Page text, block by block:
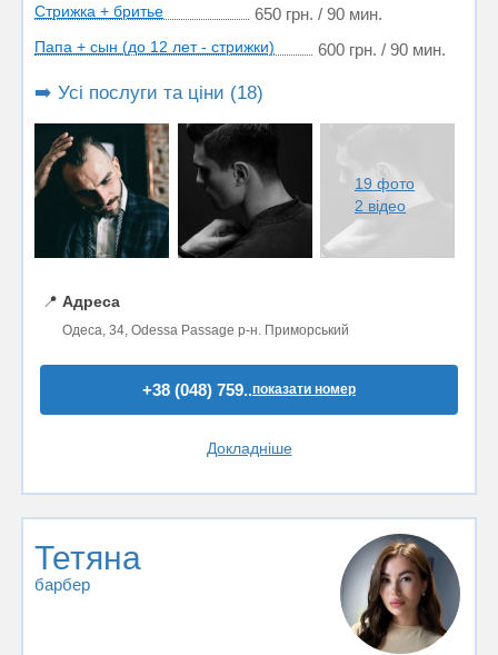
Стрижка + бритье 650 грн. / 90 мин.
Папа + сын (до 12 лет - стрижки) 600 грн. / 90 мин.
➡️ Усі послуги та ціни (18)
19 фото
2 відео
📍 Адреса
Одеса, 34, Odessa Passage р-н. Приморський
+38 (048) 759..показати номер
Докладніше
Тетяна
барбер